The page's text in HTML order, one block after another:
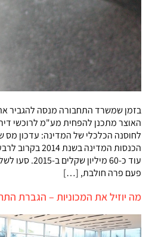
בזמן שמשרד התחבורה מנסה להגביר
האוצר מתכנן להפחית מע"מ לרוכשי
הכנסות המדינה בשנת
עוד כ-60 מיליון
פעם פרה חולבת, […]
מה יוזיל את המכוניות – הגברת